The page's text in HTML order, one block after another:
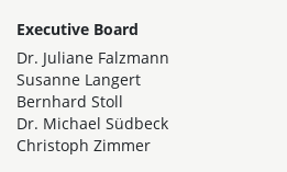
Executive Board
Dr. Juliane Falzmann
Susanne Langert
Bernhard Stoll
Dr. Michael Südbeck
Christoph Zimmer